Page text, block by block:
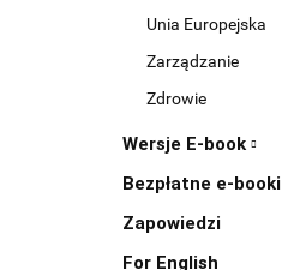
Unia Europejska
Zarządzanie
Zdrowie
Wersje E-book
Bezpłatne e-booki
Zapowiedzi
For English